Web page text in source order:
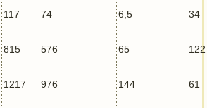
117 74 6,5 34
815 576 65 122
1217 976 144 61